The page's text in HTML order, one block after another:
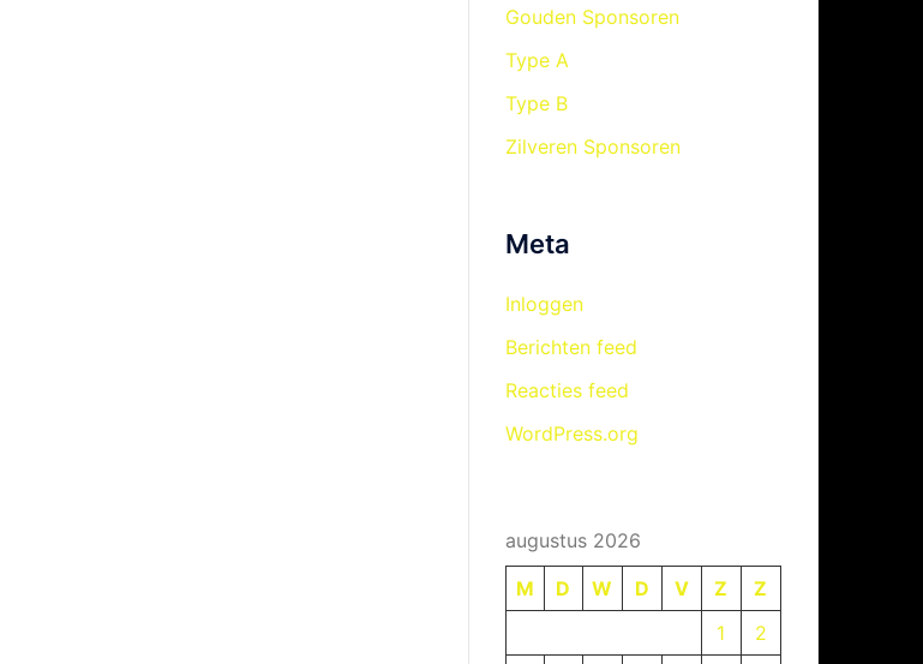
Gouden Sponsoren
Type A
Type B
Zilveren Sponsoren
Meta
Inloggen
Berichten feed
Reacties feed
WordPress.org
augustus 2026
M
D W D V Z
Z
1
2